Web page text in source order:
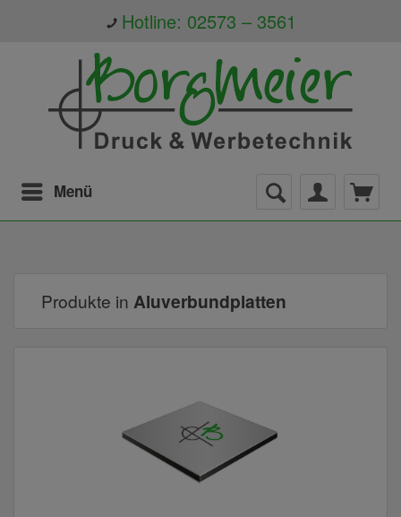
Hotline: 02573 – 3561
Menü
Produkte in Aluverbundplatten